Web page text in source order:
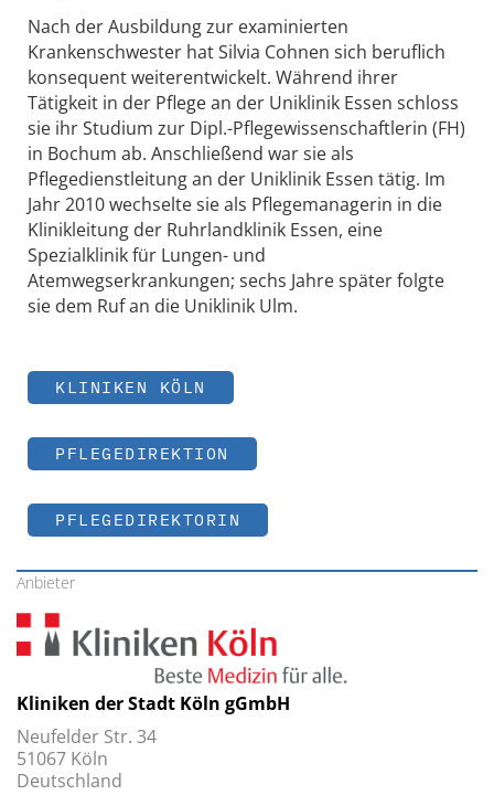
Nach der Ausbildung zur examinierten
Krankenschwester hat Silvia Cohnen sich beruflich
konsequent weiterentwickelt. Während ihrer
Tätigkeit in der Pflege an der Uniklinik Essen schloss
sie ihr Studium zur Dipl.-Pflegewissenschaftlerin (FH)
in Bochum ab. Anschließend war sie als
Pflegedienstleitung an der Uniklinik Essen tätig. Im
Jahr 2010 wechselte sie als Pflegemanagerin in die
Klinikleitung der Ruhrlandklinik Essen, eine
Spezialklinik für Lungen- und
Atemwegserkrankungen; sechs Jahre später folgte
sie dem Ruf an die Uniklinik Ulm.
KLINIKEN KÖLN
PFLEGEDIREKTION
PFLEGEDIREKTORIN
Anbieter
Kliniken der Stadt Köln gGmbH
Neufelder Str. 34
51067 Köln
Deutschland